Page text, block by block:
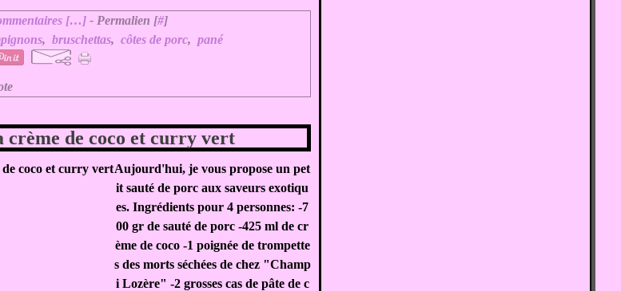
[…] - Permalien [#]
,bruschettas,côtes de porc,pané
crème de coco et curry vert
Aujourd'hui, je vous propose un pet
it sauté de porc aux saveurs exotiqu
es. Ingrédients pour 4 personnes: -7
00 gr de sauté de porc -425 ml de cr
ème de coco -1 poignée de trompette
s des morts séchées de chez "Champ
i Lozère" -2 grosses cas de pâte de c